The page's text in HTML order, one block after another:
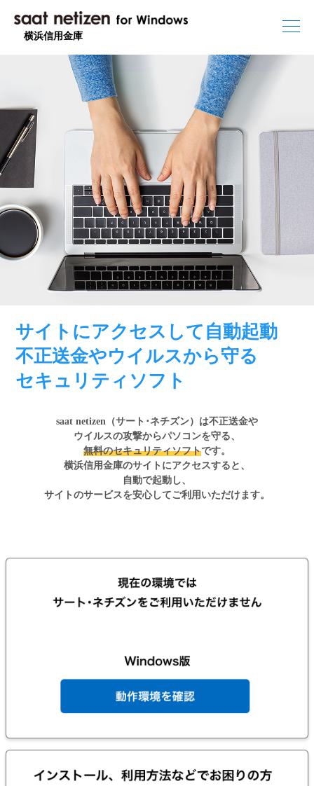
横浜信用金庫
サイトにアクセスして 自動起動
不正送金やウイルスから守る
セキュリティソフト
saat netizen（サート･ネチズン）は不正送金や
ウイルスの攻撃からパソコンを守る、
無料のセキュリティソフトです。
横浜信用金庫のサイトにアクセスすると、
自動で起動し、
サイトのサービスを安心してご利用いただけます。